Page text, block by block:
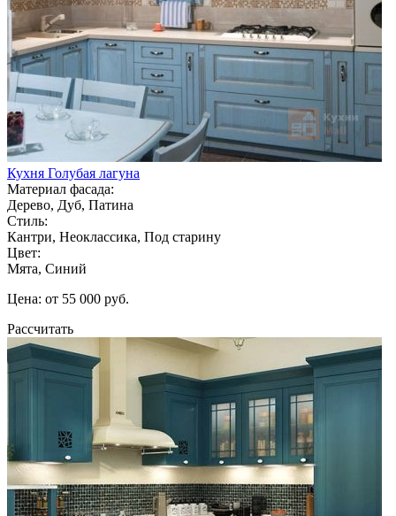
Кухня Голубая лагуна
Материал фасада:
Дерево, Дуб, Патина
Стиль:
Кантри, Неоклассика, Под старину
Цвет:
Мята, Синий
Цена: от 55 000 руб.
Рассчитать